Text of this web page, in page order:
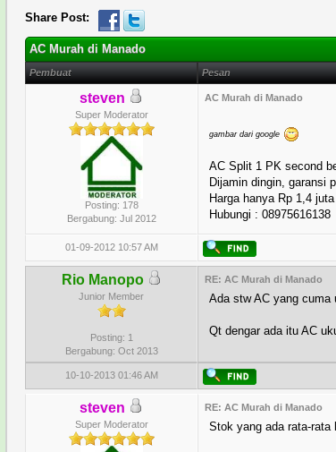
0 Memberi Suara - 0 Rata-rata
12345
Share Post:
AC Murah di Manado
Pembuat Pesan
steven
Super Moderator
Posting: 178
Bergabung: Jul 2012
AC Murah di Manado
gambar dari google
AC Split 1 PK second
Dijamin dingin, garansi
Harga hanya Rp 1,4
Hubungi : 08975616138
01-09-2012 10:57 AM
Rio Manopo
Junior Member
Posting: 1
Bergabung: Oct 2013
RE: AC Murah di Manado
Ada stw AC yang cuma
Qt dengar ada itu AC
10-10-2013 01:46 AM
steven
Super Moderator
RE: AC Murah di Manado
Stok yang ada rata-